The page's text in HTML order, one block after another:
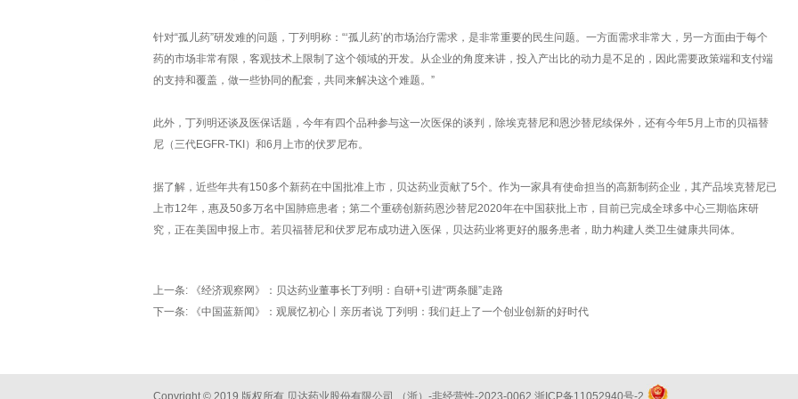
针对“孤儿药”研发难的问题，丁列明称：“‘孤儿药’的市场治疗需求，是非常重要的民生问题。一方面需求非常大，另一方面由于每个
药的市场非常有限，客观技术上限制了这个领域的开发。从企业的角度来讲，投入产出比的动力是不足的，因此需要政策端和支付端
的支持和覆盖，做一些协同的配套，共同来解决这个难题。”
此外，丁列明还谈及医保话题，今年有四个品种参与这一次医保的谈判，除埃克替尼和恩沙替尼续保外，还有今年5月上市的贝福替
尼（三代EGFR-TKI）和6月上市的伏罗尼布。
据了解，近些年共有150多个新药在中国批准上市，贝达药业贡献了5个。作为一家具有使命担当的高新制药企业，其产品埃克替尼已
上市12年，惠及50多万名中国肺癌患者；第二个重磅创新药恩沙替尼2020年在中国获批上市，目前已完成全球多中心三期临床研
究，正在美国申报上市。若贝福替尼和伏罗尼布成功进入医保，贝达药业将更好的服务患者，助力构建人类卫生健康共同体。
上一条:
《经济观察网》：贝达药业董事长丁列明：自研+引进“两条腿”走路
下一条:
《中国蓝新闻》：观展忆初心丨亲历者说 丁列明：我们赶上了一个创业创新的好时代
Copyright © 2019 版权所有 贝达药业股份有限公司 （浙）-非经营性-2023-0062 浙ICP备11052940号-2